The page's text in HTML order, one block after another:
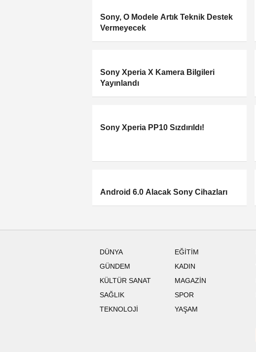
Sony, O Modele Artık Teknik Destek
Vermeyecek
Sony Xperia X Kamera Bilgileri
Yayınlandı
Sony Xperia PP10 Sızdırıldı!
Android 6.0 Alacak Sony Cihazları
DÜNYA
EĞİTİM
GÜNDEM
KADIN
KÜLTÜR SANAT
MAGAZİN
SAĞLIK
SPOR
TEKNOLOJİ
YAŞAM